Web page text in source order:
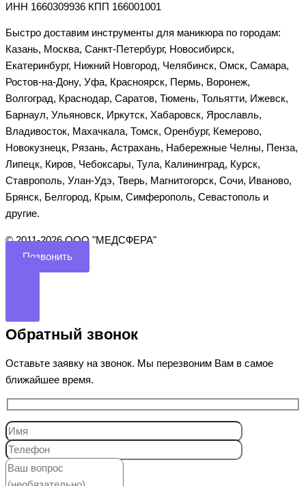
ИНН 1660309936 КПП 166001001
Быстро доставим инструменты для маникюра по городам:
Казань, Москва, Санкт-Петербург, Новосибирск,
Екатеринбург, Нижний Новгород, Челябинск, Омск, Самара,
Ростов-на-Дону, Уфа, Красноярск, Пермь, Воронеж,
Волгоград, Краснодар, Саратов, Тюмень, Тольятти, Ижевск,
Барнаул, Ульяновск, Иркутск, Хабаровск, Ярославль,
Владивосток, Махачкала, Томск, Оренбург, Кемерово,
Новокузнецк, Рязань, Астрахань, Набережные Челны, Пенза,
Липецк, Киров, Чебоксары, Тула, Калининград, Курск,
Ставрополь, Улан-Удэ, Тверь, Магнитогорск, Сочи, Иваново,
Брянск, Белгород, Крым, Симферополь, Севастополь и
другие.
©️ 2011-2026 ООО "МЕДСФЕРА"
Позвонить
Обратный звонок
Оставьте заявку на звонок. Мы перезвоним Вам в самое
ближайшее время.